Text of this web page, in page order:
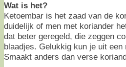
Wat is het?
Ketoembar is het zaad van de
duidelijk of men met koriander
dat beter geregeld, die zeggen
blaadjes. Gelukkig kun je uit
Smaakt anders dan verse